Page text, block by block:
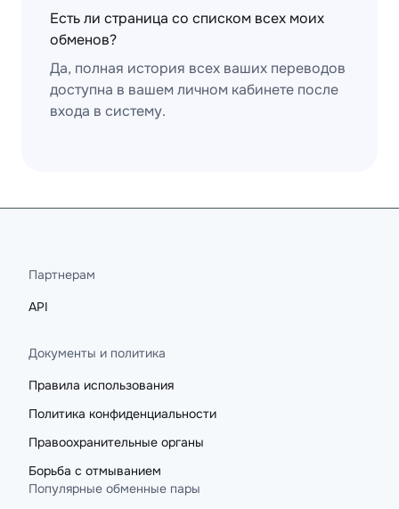
Есть ли страница со списком всех моих
обменов?
Да, полная история всех ваших переводов
доступна в вашем личном кабинете после
входа в систему.
Партнерам
API
Документы и политика
Правила использования
Политика конфиденциальности
Правоохранительные органы
Борьба с отмыванием
Популярные обменные пары